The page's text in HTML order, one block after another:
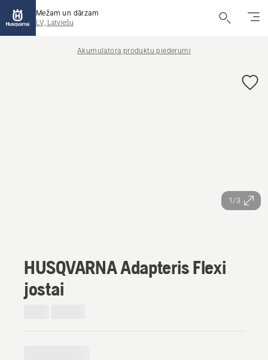
Mežam un dārzam
LV, Latviešu
Akumulatora produktu piederumi
1/3
HUSQVARNA Adapteris Flexi
jostai